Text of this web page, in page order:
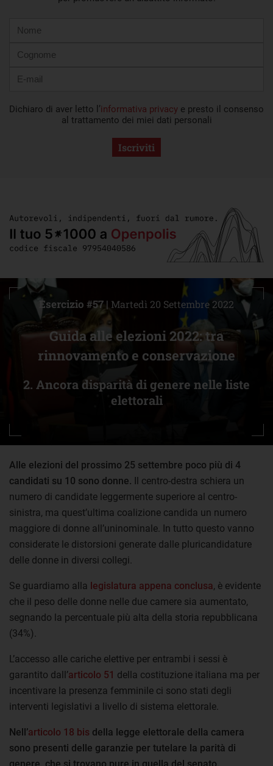
mail
Dichiaro di aver letto l’informativa privacy e presto il consenso
al trattamento dei miei dati personali
Iscriviti
Guida alle elezioni 2022: tra
rinnovamento e conservazione
2. Ancora disparità di genere nelle liste
elettorali
Esercizio #57 | Martedì 20 Settembre 2022
Alle elezioni del prossimo 25 settembre poco più di 4
candidati su 10 sono donne. Il centro-destra schiera un
numero di candidate leggermente superiore al centro-
sinistra, ma quest’ultima coalizione candida un numero
maggiore di donne all’uninominale. In tutto questo vanno
considerate le distorsioni generate dalle pluricandidature
delle donne in diversi collegi.
Se guardiamo alla legislatura appena conclusa, è evidente
che il peso delle donne nelle due camere sia aumentato,
segnando la percentuale più alta della storia repubblicana
(34%).
L’accesso alle cariche elettive per entrambi i sessi è
garantito dall’articolo 51 della costituzione italiana ma per
incentivare la presenza femminile ci sono stati degli
interventi legislativi a livello di sistema elettorale.
Nell’articolo 18 bis della legge elettorale della camera
sono presenti delle garanzie per tutelare la parità di